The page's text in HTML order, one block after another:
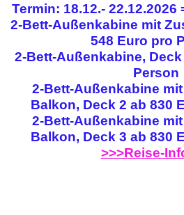
Termin: 18.12.- 22.12.2026
2-Bett-Außenkabine mit
548 Euro pro
2-Bett-Außenkabine,
Person
2-Bett-Außenkabine
Balkon, Deck 2 ab 830
2-Bett-Außenkabine
Balkon, Deck 3 ab 830
>>>Reise-